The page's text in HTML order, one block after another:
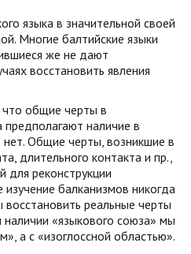
языка в значительной своей
Многие балтийские языки
же не дают
восстановить явления
что общие черты в
предполагают наличие в
Общие черты, возникшие в
длительного контакта и пр.,
для реконструкции
балканизмов никогда
реальные черты
наличии «языкового союза» мы
а с «изоглоссной областью».